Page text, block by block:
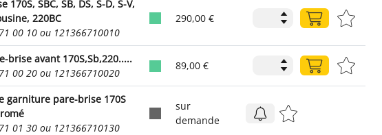
170S, SBC, SB, DS, S-D, S-V,
220BC
00 10 ou 121366710010
290,00 €
brise avant 170S,Sb,220.....
00 20 ou 121366710020
89,00 €
garniture pare-brise 170S
01 30 ou 121366710130
sur
demande